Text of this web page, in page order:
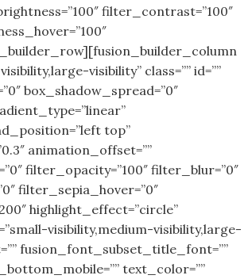
filter_contrast=”100″
visibility” class=”” id=””
box_shadow_spread=”0″
top”
animation_offset=””
filter_opacity=”100″ filter_blur=”0″
filter_sepia_hover=”0″
highlight_effect=”circle”
visibility,medium-visibility,large-
fusion_font_subset_title_font=””
text_color=””